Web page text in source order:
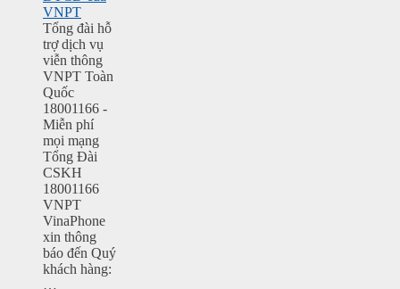
VNPT
Tổng đài hỗ
trợ dịch vụ
viễn thông
VNPT Toàn
Quốc
18001166 -
Miễn phí
mọi mạng
Tổng Đài
CSKH
18001166
VNPT
VinaPhone
xin thông
báo đến Quý
khách hàng:
…